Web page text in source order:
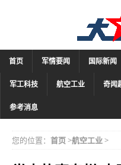
首页 军情要闻 国际新闻
军工科技 航空工业 奇闻
参考消息
您的位置： 首页>航空工业>